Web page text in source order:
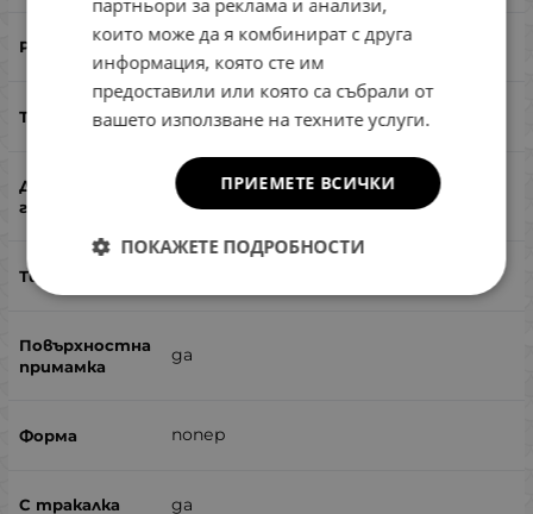
90
12
0.00
да
попер
да
партньори за реклама и анализи,
които може да я комбинират с друга
информация, която сте им
предоставили или която са събрали от
вашето използване на техните услуги.
ПРИЕМЕТЕ ВСИЧКИ
ПОКАЖЕТЕ ПОДРОБНОСТИ